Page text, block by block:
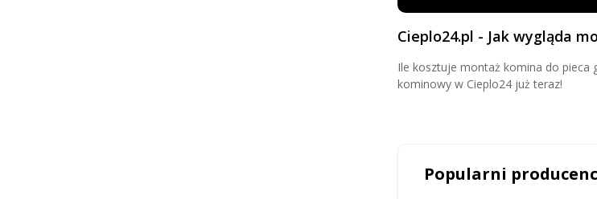
Cieplo24.pl - Jak wygląda
Ile kosztuje montaż komina do pieca
kominowy w Cieplo24 już teraz!
Popularni